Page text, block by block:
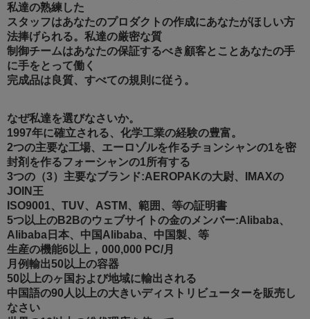
私達の熟練した
スタッフはあなたのプロダクトの作成にあなたがほしい方
法捧げられる。私達の厳密な質
制御チームはあなたの保証するべき顧客とことあなたの手
に手をとって働く
完成品は良質、すべての規則に従う。
なぜ私達を選びなさいか。
1997年に確立される、化学工業の経験の豊富。
2つの主要な工場、エーロゾルを作るチョンシャンの1を密
封剤を作るフォーシャンの1所有する
3つの（3）主要なブランド:AEROPAKの大尉、IMAXの
JOIN王
ISO9001、TUV、ASTM、範囲、等の証明書
5つ以上のB2Bのウェブサイトの金のメンバー:Alibaba、
Alibaba日本、中国Alibaba、中国製、等
生産の機能6以上，000,000 PC/月
月例輸出50以上の容器
50以上のヶ国および地域に輸出される
中国語の90人以上の大きいディストリビューターを販売し
なさい